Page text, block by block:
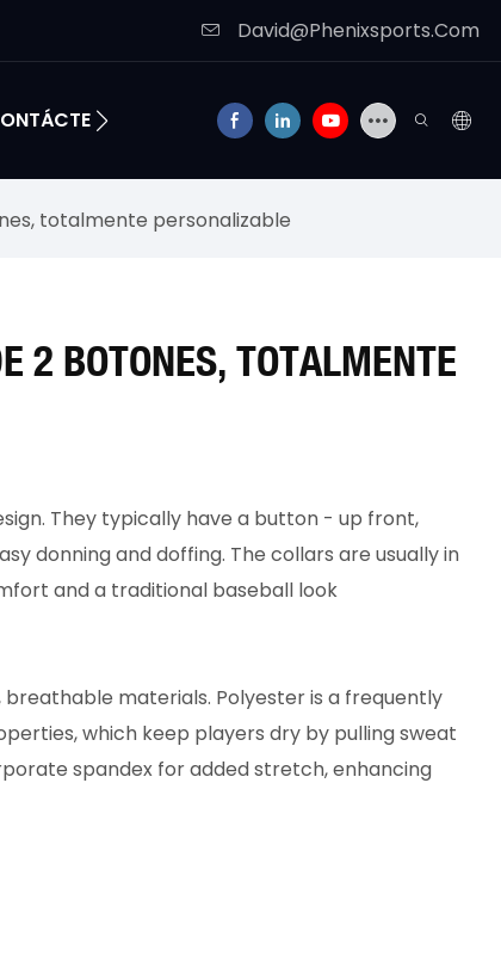
David@Phenixsports.Com
totalmente personalizable
2 BOTONES, TOTALMENTE
They typically have a button - up front,
donning and doffing. The collars are usually in
and a traditional baseball look
materials. Polyester is a frequently
which keep players dry by pulling sweat
spandex for added stretch, enhancing